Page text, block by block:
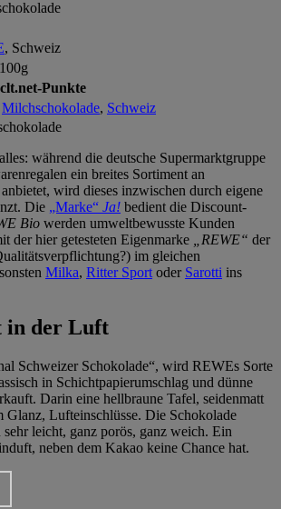
, Schweiz
Punkte
Milchschokolade, Schweiz
während die deutsche Supermarktgruppe
ein breites Sortiment an
wird dieses inzwischen durch eigene
Die „Marke“ Ja! bedient die Discount-
Bio werden umweltbewusste Kunden
der hier getesteten Eigenmarke
„REWE“ der
im gleichen
Milka, Ritter Sport oder Sarotti ins
in der Luft
Schweizer Schokolade“, wird REWEs Sorte
in Schichtpapierumschlag und dünne
Darin eine hellbraune Tafel, seidenmatt
Glanz, Lufteinschlüsse. Die Schokolade
leicht, ganz porös, ganz weich. Ein
neben dem Kakao keine Chance hat.